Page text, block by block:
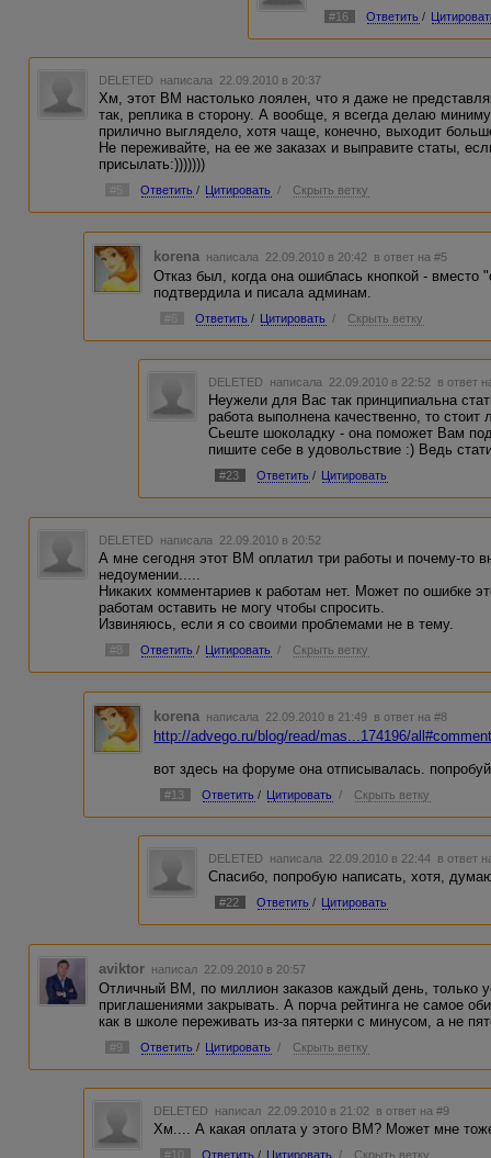
#16 Ответить /
DELETED написала 22.09.2010 в 20:37
Хм, этот ВМ настолько лоялен, что я даже не
так, реплика в сторону. А вообще, я всегда делаю
прилично выглядело, хотя чаще, конечно, выходит
Не переживайте, на ее же заказах и выправите статы,
присылать:)))))))
Ответить / Цитировать / Скрыть ветку
korena написала 22.09.2010 в 20:42 в ответ на #5
Отказ был, когда она ошиблась кнопкой - вместо
подтвердила и писала админам.
Ответить / Цитировать / Скрыть ветку
DELETED написала 22.09.2010 в 22:52 в ответ
Неужели для Вас так принципиальна
работа выполнена качественно, то стоит
Сьеште шоколадку - она поможет Вам
пишите себе в удовольствие :) Ведь
#23 Ответить / Цитировать
DELETED написала 22.09.2010 в 20:52
А мне сегодня этот ВМ оплатил три работы и почему-то
недоумении.....
Никаких комментариев к работам нет. Может по ошибке
работам оставить не могу чтобы спросить.
Извиняюсь, если я со своими проблемами не в тему.
#8 Ответить / Цитировать / Скрыть ветку
korena написала 22.09.2010 в 21:49 в ответ на #8
http://advego.ru/blog/read/mas...174196/
вот здесь на форуме она отписывалась.
#13 Ответить / Цитировать / Скрыть ветку
DELETED написала 22.09.2010 в 22:44 в ответ
Спасибо, попробую написать, хотя,
#22 Ответить / Цитировать
aviktor написал 22.09.2010 в 20:57
Отличный ВМ, по миллион заказов каждый день, только
приглашениями закрывать. А порча рейтинга не самое
как в школе переживать из-за пятерки с минусом, а не
#9 Ответить / Цитировать / Скрыть ветку
DELETED написал 22.09.2010 в 21:02 в ответ на #9
Хм.... А какая оплата у этого ВМ? Может мне
#10 Ответить / Цитировать / Скрыть ветку